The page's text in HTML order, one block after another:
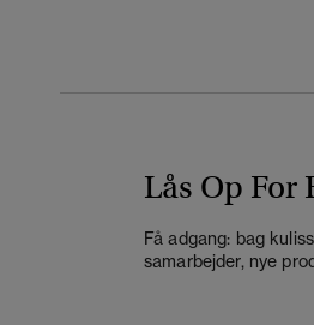
Lås Op For
Få adgang: bag
samarbejder, nye